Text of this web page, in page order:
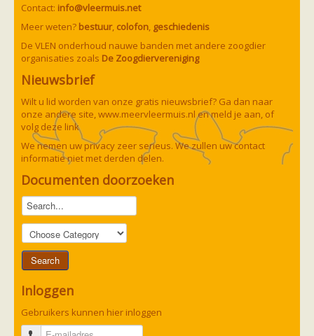
Contact: info@vleermuis.net
Meer weten? bestuur, colofon geschiedenis
De VLEN onderhoud nauwe banden met andere zoogdier
organisaties zoals De Zoogdiervereniging
Nieuwsbrief
Wilt u lid worden van onze gratis nieuwsbrief? Ga dan naar
onze andere site, www.meervleermuis.nlen meld je aan, of
volg deze link
We nemen uw privacy zeer serieus. We zullen uw contact
informatie niet met derden delen.
Documenten doorzoeken
Inloggen
Gebruikers kunnen hier inloggen